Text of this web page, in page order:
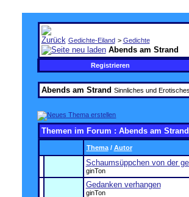
Gedichte-Eiland > Gedichte
Abends am Strand
Registrieren
Abends am Strand Sinnliches und Erotisches
Themen im Forum : Abends am Strand
Thema/ Autor
Schaumsüppchen von der
ginTon
Gedanken verhangen
ginTon